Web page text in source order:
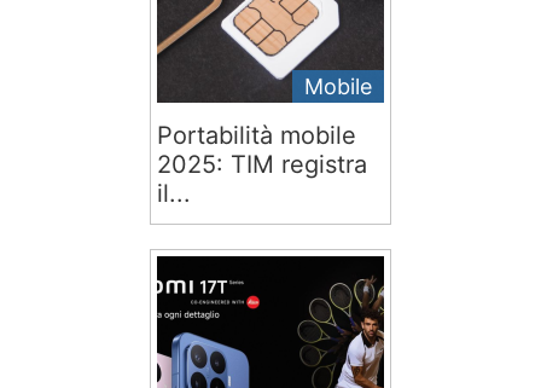
Mobile
Portabilità mobile
2025: TIM registra
il...